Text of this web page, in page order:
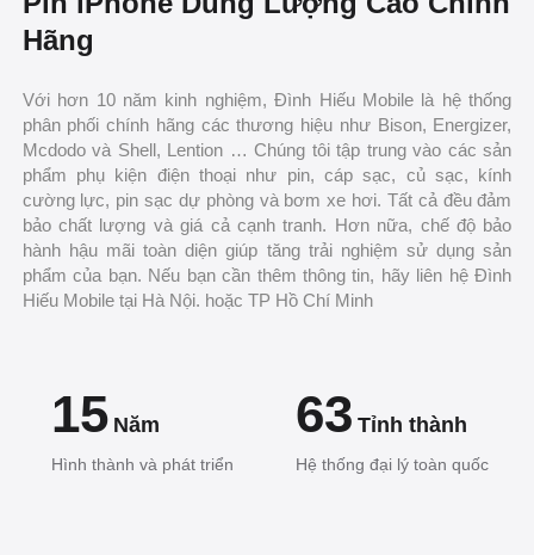
Hãng
Với hơn 10 năm kinh nghiệm, Đình Hiếu Mobile là hệ thống
phân phối chính hãng các thương hiệu như Bison, Energizer,
Mcdodo và Shell, Lention … Chúng tôi tập trung vào các sản
phẩm phụ kiện điện thoại như pin, cáp sạc, củ sạc, kính
cường lực, pin sạc dự phòng và bơm xe hơi. Tất cả đều đảm
bảo chất lượng và giá cả cạnh tranh. Hơn nữa, chế độ bảo
hành hậu mãi toàn diện giúp tăng trải nghiệm sử dụng sản
phẩm của bạn. Nếu bạn cần thêm thông tin, hãy liên hệ Đình
Hiếu Mobile tại Hà Nội. hoặc TP Hồ Chí Minh
15 Năm
Hình thành và phát triển
63 Tỉnh thành
Hệ thống đại lý toàn quốc